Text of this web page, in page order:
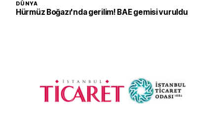
DÜNYA
Hürmüz Boğazı'nda gerilim! BAE gemisi vuruldu